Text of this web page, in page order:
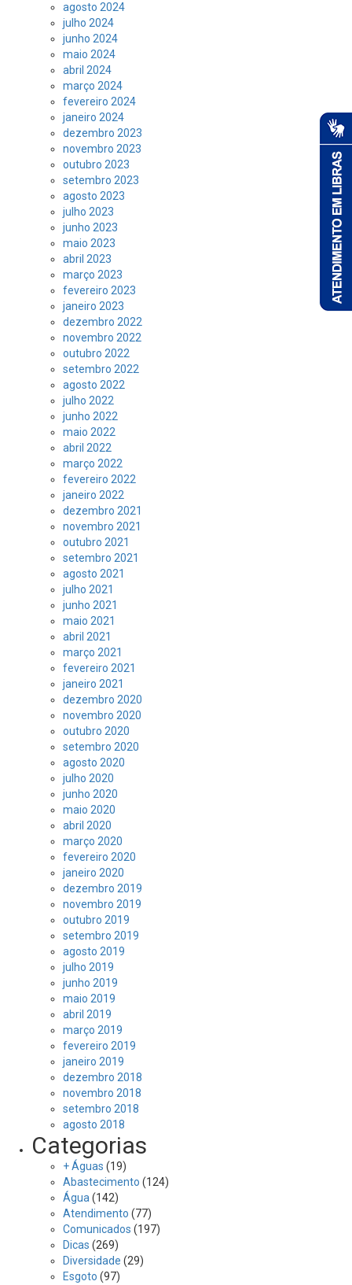
agosto 2024
julho 2024
junho 2024
maio 2024
abril 2024
março 2024
fevereiro 2024
janeiro 2024
dezembro 2023
novembro 2023
outubro 2023
setembro 2023
agosto 2023
julho 2023
junho 2023
maio 2023
abril 2023
março 2023
fevereiro 2023
janeiro 2023
dezembro 2022
novembro 2022
outubro 2022
setembro 2022
agosto 2022
julho 2022
junho 2022
maio 2022
abril 2022
março 2022
fevereiro 2022
janeiro 2022
dezembro 2021
novembro 2021
outubro 2021
setembro 2021
agosto 2021
julho 2021
junho 2021
maio 2021
abril 2021
março 2021
fevereiro 2021
janeiro 2021
dezembro 2020
novembro 2020
outubro 2020
setembro 2020
agosto 2020
julho 2020
junho 2020
maio 2020
abril 2020
março 2020
fevereiro 2020
janeiro 2020
dezembro 2019
novembro 2019
outubro 2019
setembro 2019
agosto 2019
julho 2019
junho 2019
maio 2019
abril 2019
março 2019
fevereiro 2019
janeiro 2019
dezembro 2018
novembro 2018
setembro 2018
agosto 2018
Categorias
+ Águas (19)
Abastecimento (124)
Água (142)
Atendimento (77)
Comunicados (197)
Dicas (269)
Diversidade (29)
Esgoto (97)